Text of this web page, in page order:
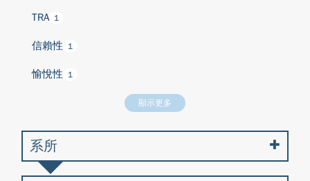
TRA 1
信賴性 1
愉悅性 1
顯示更多
系所